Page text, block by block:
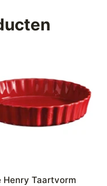
Henry Taartvorm